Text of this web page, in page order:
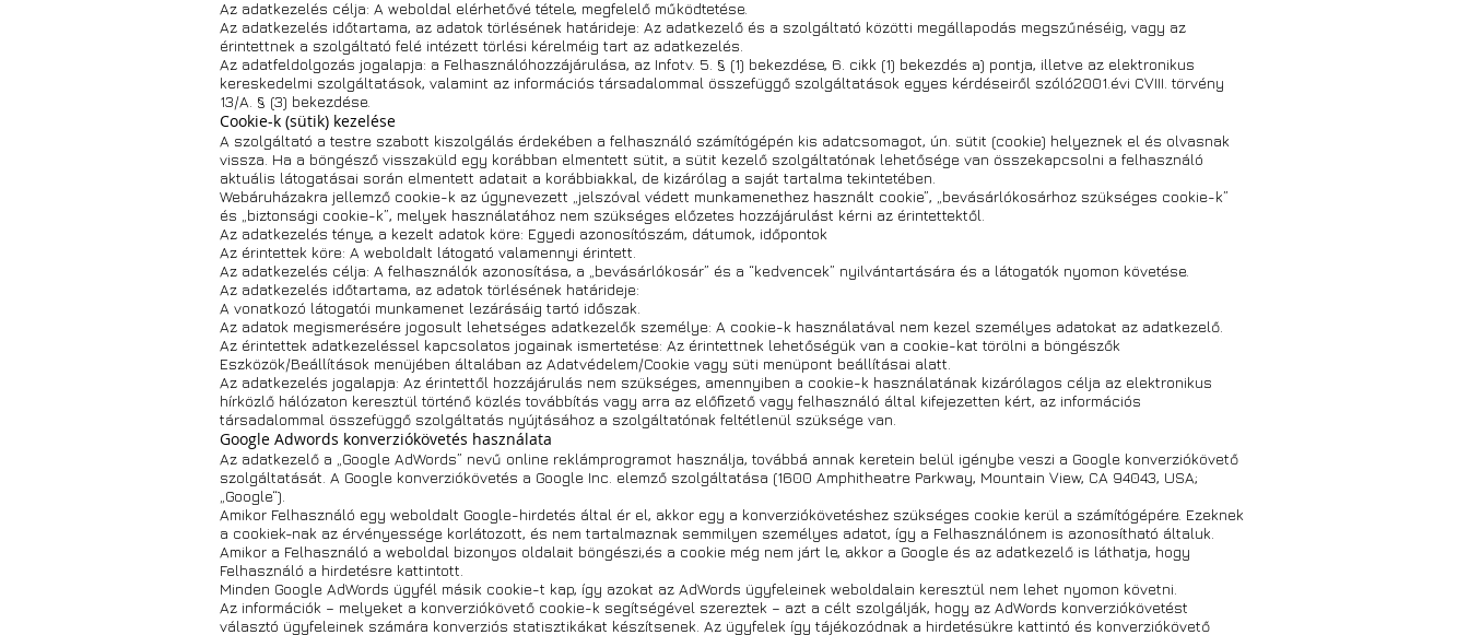
Az adatkezelés célja: A weboldal elérhetővé tétele, megfelelő működtetése.
Az adatkezelés időtartama, az adatok törlésének határideje: Az adatkezelő és a szolgáltató közötti megállapodás megszűnéséig, vagy az
érintettnek a szolgáltató felé intézett törlési kérelméig tart az adatkezelés.
Az adatfeldolgozás jogalapja: a Felhasználóhozzájárulása, az Infotv. 5. § (1) bekezdése, 6. cikk (1) bekezdés a) pontja, illetve az elektronikus
kereskedelmi szolgáltatások, valamint az információs társadalommal összefüggő szolgáltatások egyes kérdéseiről szóló2001.évi CVIII. törvény
13/A. § (3) bekezdése.
Cookie-k (sütik) kezelése
A szolgáltató a testre szabott kiszolgálás érdekében a felhasználó számítógépén kis adatcsomagot, ún. sütit (cookie) helyeznek el és olvasnak
vissza. Ha a böngésző visszaküld egy korábban elmentett sütit, a sütit kezelő szolgáltatónak lehetősége van összekapcsolni a felhasználó
aktuális látogatásai során elmentett adatait a korábbiakkal, de kizárólag a saját tartalma tekintetében.
Webáruházakra jellemző cookie-k az úgynevezett „jelszóval védett munkamenethez használt cookie”, „bevásárlókosárhoz szükséges cookie-k”
és „biztonsági cookie-k”, melyek használatához nem szükséges előzetes hozzájárulást kérni az érintettektől.
Az adatkezelés ténye, a kezelt adatok köre: Egyedi azonosítószám, dátumok, időpontok
Az érintettek köre: A weboldalt látogató valamennyi érintett.
Az adatkezelés célja: A felhasználók azonosítása, a „bevásárlókosár” és a “kedvencek” nyilvántartására és a látogatók nyomon követése.
Az adatkezelés időtartama, az adatok törlésének határideje:
A vonatkozó látogatói munkamenet lezárásáig tartó időszak.
Az adatok megismerésére jogosult lehetséges adatkezelők személye: A cookie-k használatával nem kezel személyes adatokat az adatkezelő.
Az érintettek adatkezeléssel kapcsolatos jogainak ismertetése: Az érintettnek lehetőségük van a cookie-kat törölni a böngészők
Eszközök/Beállítások menüjében általában az Adatvédelem/Cookie vagy süti menüpont beállításai alatt.
Az adatkezelés jogalapja: Az érintettől hozzájárulás nem szükséges, amennyiben a cookie-k használatának kizárólagos célja az elektronikus
hírközlő hálózaton keresztül történő közlés továbbítás vagy arra az előfizető vagy felhasználó által kifejezetten kért, az információs
társadalommal összefüggő szolgáltatás nyújtásához a szolgáltatónak feltétlenül szüksége van.
Google Adwords konverziókövetés használata
Az adatkezelő a „Google AdWords” nevű online reklámprogramot használja, továbbá annak keretein belül igénybe veszi a Google konverziókövető
szolgáltatását. A Google konverziókövetés a Google Inc. elemző szolgáltatása (1600 Amphitheatre Parkway, Mountain View, CA 94043, USA;
„Google“).
Amikor Felhasználó egy weboldalt Google-hirdetés által ér el, akkor egy a konverziókövetéshez szükséges cookie kerül a számítógépére. Ezeknek
a cookiek-nak az érvényessége korlátozott, és nem tartalmaznak semmilyen személyes adatot, így a Felhasználónem is azonosítható általuk.
Amikor a Felhasználó a weboldal bizonyos oldalait böngészi,és a cookie még nem járt le, akkor a Google és az adatkezelő is láthatja, hogy
Felhasználó a hirdetésre kattintott.
Minden Google AdWords ügyfél másik cookie-t kap, így azokat az AdWords ügyfeleinek weboldalain keresztül nem lehet nyomon követni.
Az információk – melyeket a konverziókövető cookie-k segítségével szereztek – azt a célt szolgálják, hogy az AdWords konverziókövetést
választó ügyfeleinek számára konverziós statisztikákat készítsenek. Az ügyfelek így tájékozódnak a hirdetésükre kattintó és konverziókövető